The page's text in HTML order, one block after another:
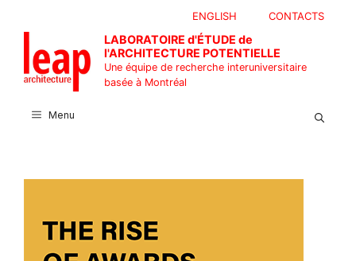
contenu
CONTACTS
ENGLISH
LABORATOIRE d'ÉTUDE de
l'ARCHITECTURE POTENTIELLE
Une équipe de recherche interuniversitaire
basée à Montréal
Menu